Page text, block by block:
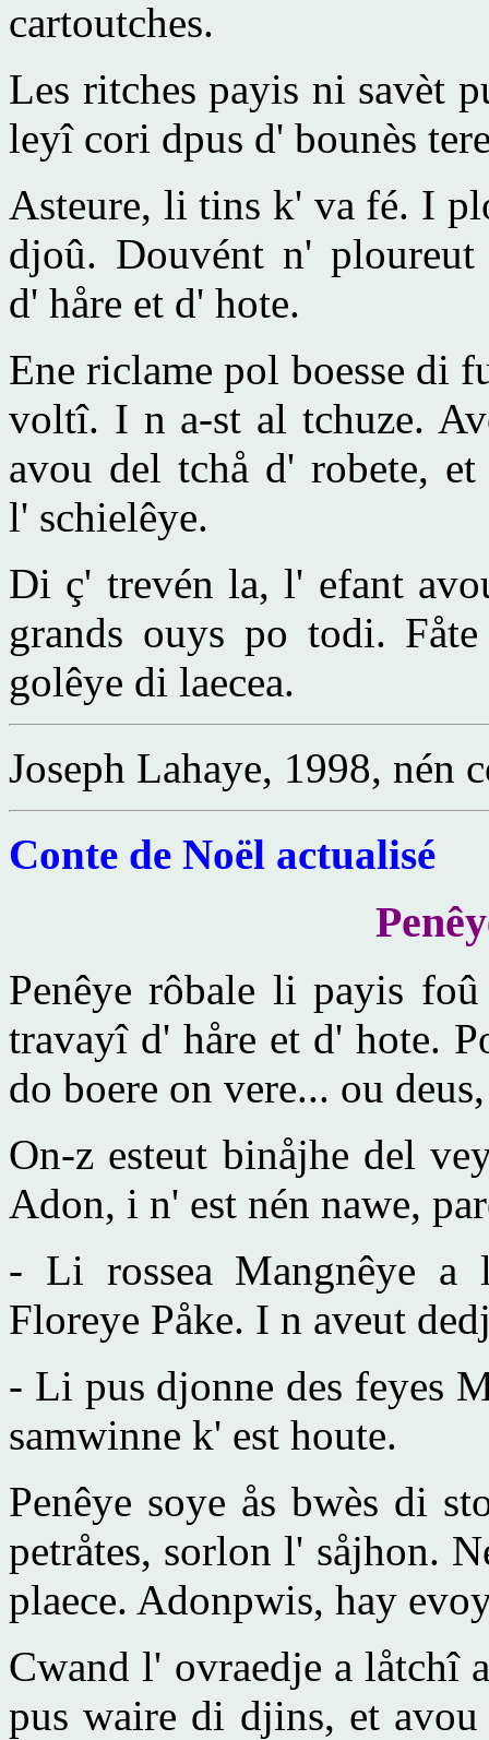
cartoutches.
Les ritches payis ni savèt
leyî cori dpus d' bounès
Asteure, li tins k' va fé. I
djoû. Douvént n'
d' håre et d' hote.
Ene riclame pol boesse di
voltî. I n a-st al tchuze.
avou del tchå d' robete,
l' schielêye.
Di ç' trevén la, l' efant
grands ouys po todi.
golêye di laecea.
Joseph Lahaye, 1998, nén
Conte de Noël actualisé
Penêye rôbale li payis
travayî d' håre et d' hote.
do boere on vere... ou
On-z esteut binåjhe del
Adon, i n' est nén nawe,
- Li rossea Mangnêye a
Floreye Påke. I n aveut
- Li pus djonne des feyes
samwinne k' est houte.
Penêye soye ås bwès di
petråtes, sorlon l' såjhon.
plaece. Adonpwis, hay
Cwand l' ovraedje a låtchî
pus waire di djins, et avou